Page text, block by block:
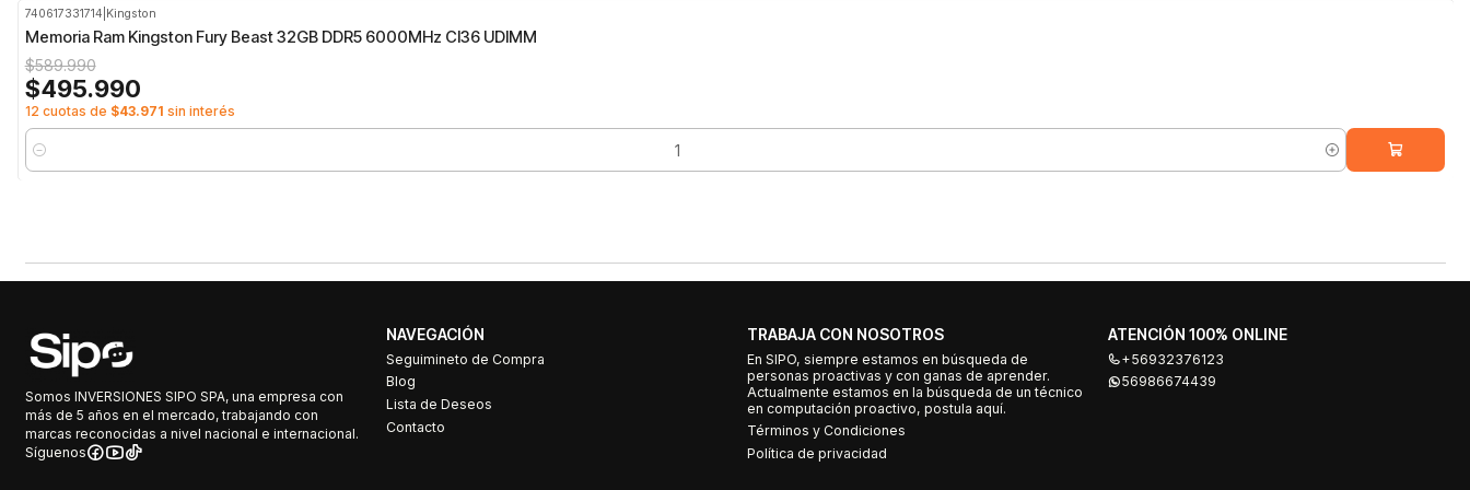
740617331714 Kingston
Memoria Ram Kingston Fury Beast 32GB DDR5 6000MHz Cl36 UDIMM
$589.990
$495.990
12 cuotas de $43.971 sin interés
Cantidad
Somos INVERSIONES SIPO SPA, una empresa con
más de 5 años en el mercado, trabajando con
marcas reconocidas a nivel nacional e internacional.
Síguenos
NAVEGACIÓN
Seguimineto de Compra
Blog
Lista de Deseos
Contacto
TRABAJA CON NOSOTROS
En SIPO, siempre estamos en búsqueda de
personas proactivas y con ganas de aprender.
Actualmente estamos en la búsqueda de un técnico
en computación proactivo, postula aquí.
Términos y Condiciones
Política de privacidad
ATENCIÓN 100% ONLINE
+56932376123
56986674439